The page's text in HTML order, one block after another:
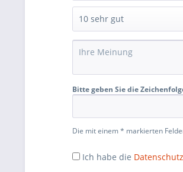
Bitte geben Sie die
Die mit einem * markierten
Ich habe die